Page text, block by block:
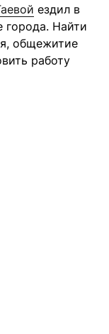
ездил в
города. Найти
общежитие
работу